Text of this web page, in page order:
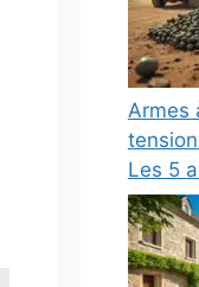
Armes
Les 5